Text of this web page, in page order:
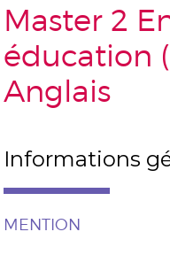
Master 2
éducation
Anglais
Informations
MENTION